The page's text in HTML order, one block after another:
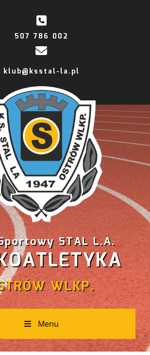
507 786 002
klub@ksstal-la.pl
STAL L.A.
WLKP.
Menu